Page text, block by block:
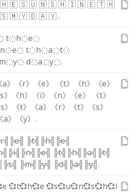
🇭🇪🇸🇺🇳🇸🇭🇮🇳🇪🇹🇭
🇸🇲🇾🇩🇦🇾.
t҉h҉e҉
n҉e҉t҉h҉a҉t҉
m҉y҉d҉a҉y҉.
a》 《r》 《e》 《t》 《h》
《e》
》 《h》 《i》 《n》 《e》
《t》
》 《t》 《a》 《r》 《t》
《s》
《a》 《y》 .
╠e╣ ╠t╣ ╠h╣ ╠e╣
╠i╣ ╠n╣ ╠e╣ ╠t╣ ╠h╣ ╠a╣ ╠t╣
╠s╣ ╠m╣ ╠y╣ ╠d╣ ╠a╣ ╠y╣ .
💞t💞h💞e 💞s💞u💞n💞s💞h💞i